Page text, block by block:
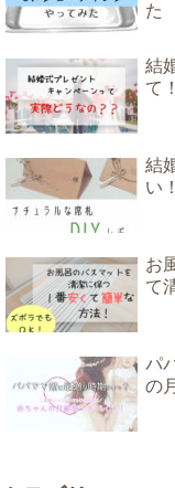
た
結
て
結
い
お
て
パ
の